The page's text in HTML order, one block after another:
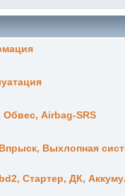
Обвес, Airbag-SRS
Выхлопная
Стартер, ДК,